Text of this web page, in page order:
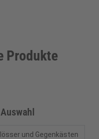
Produkte
und Gegenkästen